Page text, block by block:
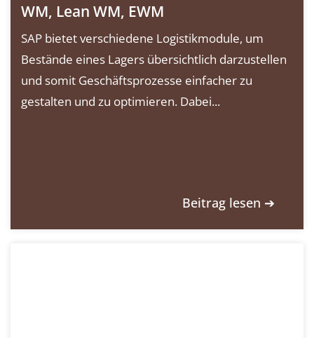
WM, Lean WM, EWM
SAP bietet verschiedene Logistikmodule, um
Bestände eines Lagers übersichtlich darzustellen
und somit Geschäftsprozesse einfacher zu
gestalten und zu optimieren. Dabei...
Beitrag lesen ➔